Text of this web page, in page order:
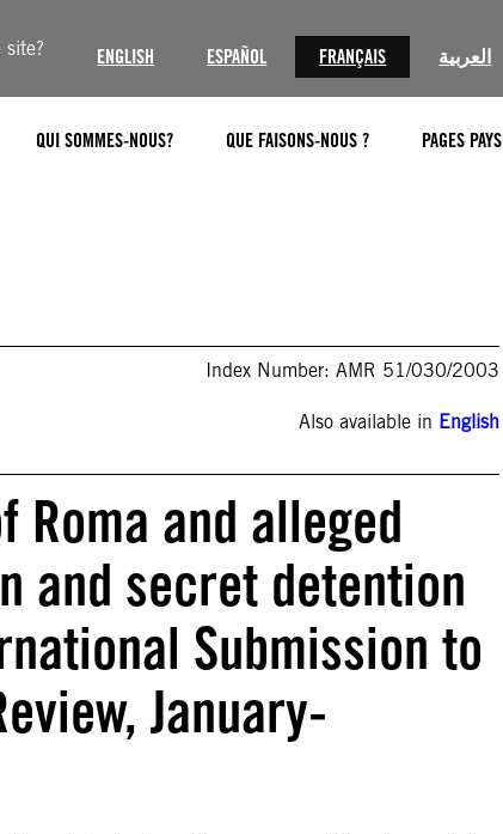
site? ENGLISH ESPAÑOL FRANÇAIS العربية
QUI SOMMES-NOUS? QUE FAISONS-NOUS ? PAGES PAYS
Index Number: AMR 51/030/2003
Also available in English
Roma and alleged
and secret detention
Submission to
January-